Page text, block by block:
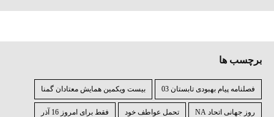
برچسب ها
فصلنامه پیام بهبودی تابستان 03 بیست ویکمین همایش معتادان گمنا
روز جهانی اتحاد NA تحمل عواطف خود فقط برای امروز 16 آذر